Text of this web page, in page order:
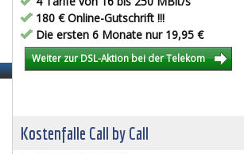
180 € Online-Gutschrift !!!
Die ersten 6 Monate nur 19,95 €
Weiter zur DSL-Aktion bei der Telekom
Kostenfalle Call by Call